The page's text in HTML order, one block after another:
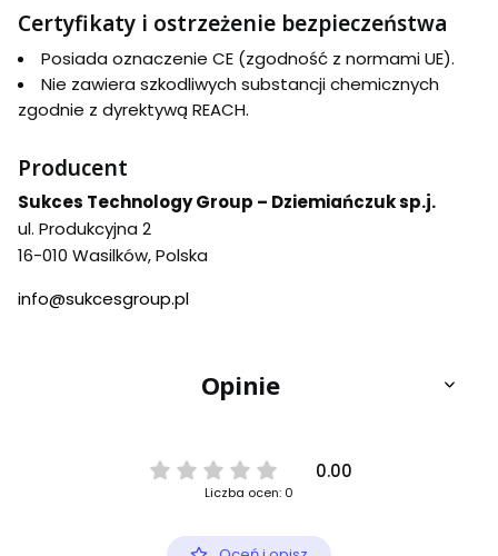
Certyfikaty i ostrzeżenie bezpieczeństwa
Posiada oznaczenie CE (zgodność z normami UE).
Nie zawiera szkodliwych substancji chemicznych
zgodnie z dyrektywą REACH.
Producent
Sukces Technology Group – Dziemiańczuk sp.j.
ul. Produkcyjna 2
16-010 Wasilków, Polska
info@sukcesgroup.pl
Opinie
0.00
Liczba ocen: 0